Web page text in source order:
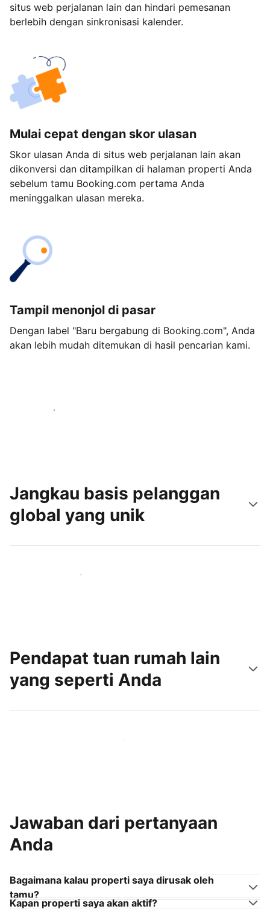
situs web perjalanan lain dan hindari pemesanan
berlebih dengan sinkronisasi kalender.
Mulai cepat dengan skor ulasan
Skor ulasan Anda di situs web perjalanan lain akan
dikonversi dan ditampilkan di halaman properti Anda
sebelum tamu Booking.com pertama Anda
meninggalkan ulasan mereka.
Tampil menonjol di pasar
Dengan label "Baru bergabung di Booking.com", Anda
akan lebih mudah ditemukan di hasil pencarian kami.
Mulai sekarang
Jangkau basis pelanggan
global yang unik
Jangkau tamu baru hari ini
Pendapat tuan rumah lain
yang seperti Anda
Gabung dengan tuan rumah lain seperti Anda
Jawaban dari pertanyaan
Anda
Bagaimana kalau properti saya dirusak oleh
tamu?
Kapan properti saya akan aktif?